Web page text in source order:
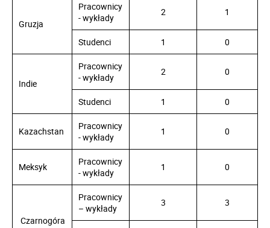
Gruzja
Pracownicy
- wykłady
2 1
Studenci 1 0
Indie
Pracownicy
- wykłady
2 0
Studenci 1 0
Kazachstan
Pracownicy
- wykłady
1 0
Meksyk
Pracownicy
- wykłady
1 0
Czarnogóra
Pracownicy
– wykłady
3 3